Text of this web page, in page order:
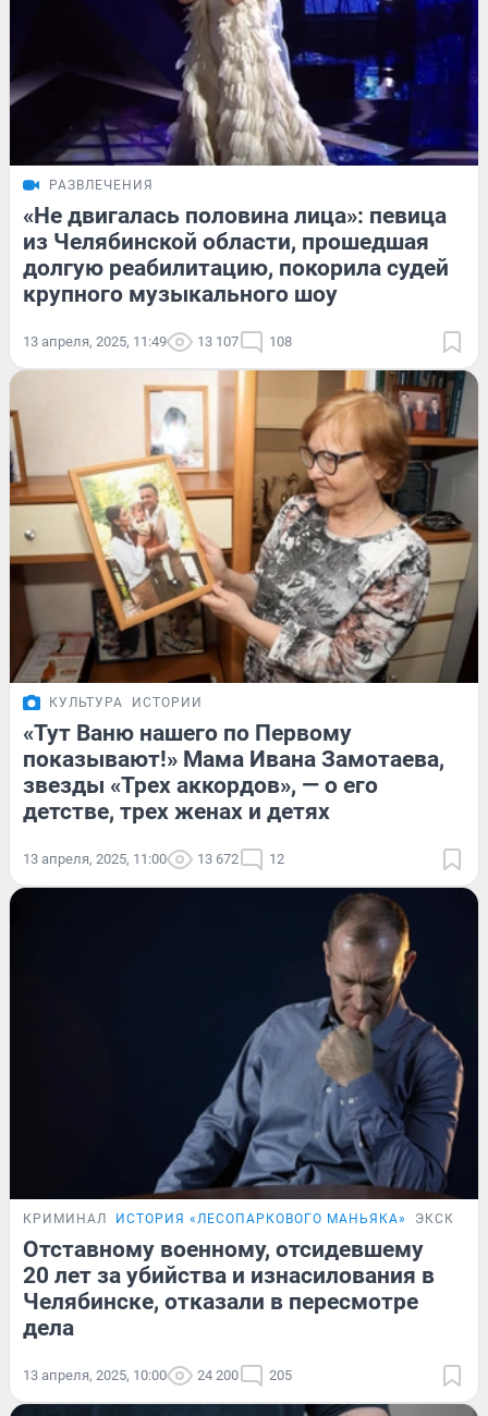
РАЗВЛЕЧЕНИЯ
«Не двигалась половина лица»: певица
из Челябинской области, прошедшая
долгую реабилитацию, покорила судей
крупного музыкального шоу
13 апреля, 2025, 11:49 13 107 108
КУЛЬТУРА ИСТОРИИ
«Тут Ваню нашего по Первому
показывают!» Мама Ивана Замотаева,
звезды «Трех аккордов», — о его
детстве, трех женах и детях
13 апреля, 2025, 11:00 13 672 12
КРИМИНАЛ ИСТОРИЯ «ЛЕСОПАРКОВОГО МАНЬЯКА»
Отставному военному, отсидевшему
20 лет за убийства и изнасилования в
Челябинске, отказали в пересмотре
дела
13 апреля, 2025, 10:00 24 200 205